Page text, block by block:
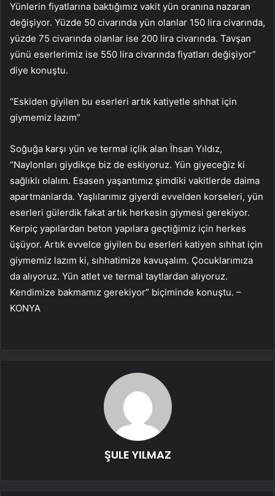
Yünlerin fiyatlarına baktığımız vakit yün oranına nazaran
değişiyor. Yüzde 50 civarında yün olanlar 150 lira civarında,
yüzde 75 civarında olanlar ise 200 lira civarında. Tavşan
yünü eserlerimiz ise 550 lira civarında fiyatları değişiyor”
diye konuştu.
“Eskiden giyilen bu eserleri artık katiyetle sıhhat için
giymemiz lazım”
Soğuğa karşı yün ve termal içlik alan İhsan Yıldız,
“Naylonları giydikçe biz de eskiyoruz. Yün giyeceğiz ki
sağlıklı olalım. Esasen yaşantımız şimdiki vakitlerde daima
apartmanlarda. Yaşlılarımız giyerdi evvelden korseleri, yün
eserleri gülerdik fakat artık herkesin giymesi gerekiyor.
Kerpiç yapılardan beton yapılara geçtiğimiz için herkes
üşüyor. Artık evvelce giyilen bu eserleri katiyen sıhhat için
giymemiz lazım ki, sıhhatimize kavuşalım. Çocuklarımıza
da alıyoruz. Yün atlet ve termal taytlardan alıyoruz.
Kendimize bakmamız gerekiyor” biçiminde konuştu. –
KONYA
ŞULE YILMAZ